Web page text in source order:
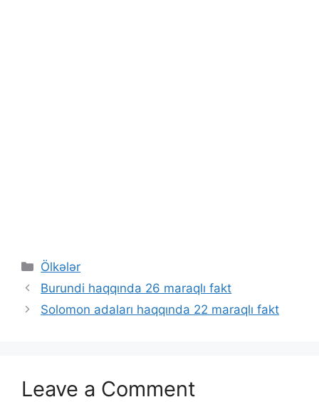
Categories
Ölkələr
Burundi haqqında 26 maraqlı fakt
Solomon adaları haqqında 22 maraqlı fakt
Leave a Comment